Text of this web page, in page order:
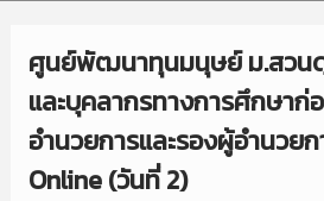
ศูนย์พัฒนาทุนมนุษย์ ม.สวน
และบุคลากรทางการศึกษาก่
อำนวยการและรองผู้อำนวย
Online (วันที่ 2)